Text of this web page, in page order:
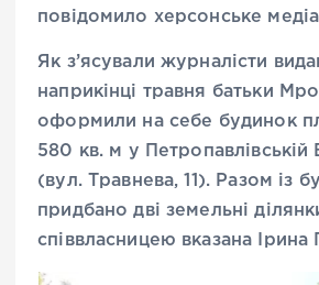
повідомило херсонське медіа
Як з’ясували журналісти
наприкінці травня батьки
оформили на себе будинок
580 кв. м у Петропавлівській
(вул. Травнева, 11). Разом із
придбано дві земельні
співвласницею вказана